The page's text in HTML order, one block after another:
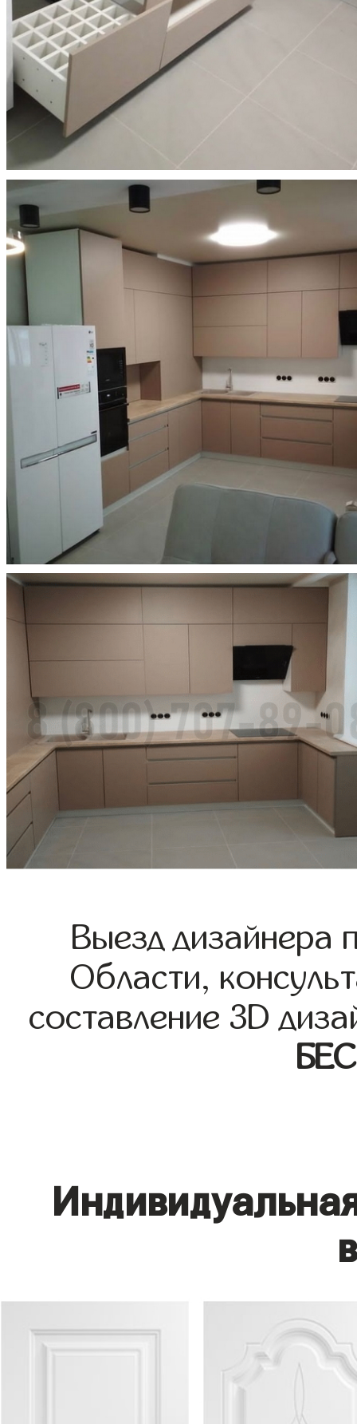
Выезд дизайнера
Области,
составление 3D